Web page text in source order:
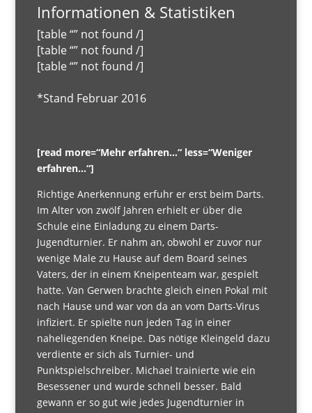
Informationen & Statistiken
[table “” not found /]
[table “” not found /]
[table “” not found /]
*Stand Februar 2016
[read more=“Mehr erfahren…“ less=“Weniger
erfahren…“]
Richtige Anerkennung erfuhr er erst beim Darts.
Im Alter von zwölf Jahren erhielt er über die
Schule eine Einladung zu einem Darts-
Jugendturnier. Er nahm an, obwohl er zuvor nur
wenige Male zu Hause auf dem Board seines
Vaters, der in einem Kneipenteam war, gespielt
hatte. Van Gerwen brachte gleich einen Pokal mit
nach Hause und war von da an vom Darts-Virus
infiziert. Er spielte nun jeden Tag in einer
naheliegenden Kneipe. Das nötige Kleingeld dazu
verdiente er sich als Turnier- und
Punktspielschreiber. Michael trainierte wie ein
Besessener und wurde schnell besser. Bald
gewann er so gut wie jedes Jugendturnier in